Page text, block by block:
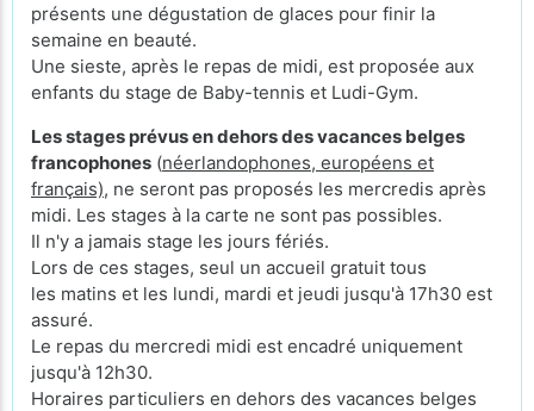
présents une dégustation de glaces pour finir la
semaine en beauté.
Une sieste, après le repas de midi, est proposée aux
enfants du stage de Baby-tennis et Ludi-Gym.
Les stages prévus en dehors des vacances belges
francophones (néerlandophones, européens et
français), ne seront pas proposés les mercredis après
midi. Les stages à la carte ne sont pas possibles.
Il n'y a jamais stage les jours fériés.
Lors de ces stages, seul un accueil gratuit tous
les matins et les lundi, mardi et jeudi jusqu'à 17h30 est
assuré.
Le repas du mercredi midi est encadré uniquement
jusqu'à 12h30.
Horaires particuliers en dehors des vacances belges